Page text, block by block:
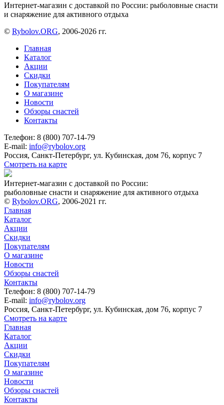
Интернет-магазин с доставкой по России: рыболовные снасти
и снаряжение для активного отдыха
© Rybolov.ORG, 2006-2026 гг.
Главная
Каталог
Акции
Скидки
Покупателям
О магазине
Новости
Обзоры снастей
Контакты
Телефон: 8 (800) 707-14-79
E-mail: info@rybolov.org
Россия, Санкт-Петербург, ул. Кубинская, дом 76, корпус 7
Смотреть на карте
Интернет-магазин с доставкой по России:
рыболовные снасти и снаряжение для активного отдыха
© Rybolov.ORG, 2006-2021 гг.
Главная
Каталог
Акции
Скидки
Покупателям
О магазине
Новости
Обзоры снастей
Контакты
Телефон: 8 (800) 707-14-79
E-mail: info@rybolov.org
Россия, Санкт-Петербург, ул. Кубинская, дом 76, корпус 7
Смотреть на карте
Главная
Каталог
Акции
Скидки
Покупателям
О магазине
Новости
Обзоры снастей
Контакты